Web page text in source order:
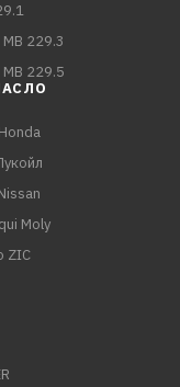
229.3
229.5
Moly
ZIC